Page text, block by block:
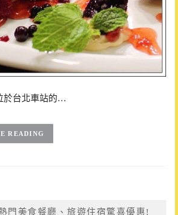
於台北車站的…
READING
門美食餐廳、旅遊住宿驚喜優惠!